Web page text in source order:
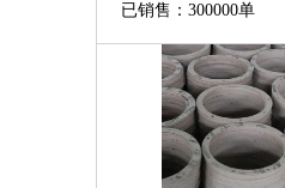
已销售：300000单